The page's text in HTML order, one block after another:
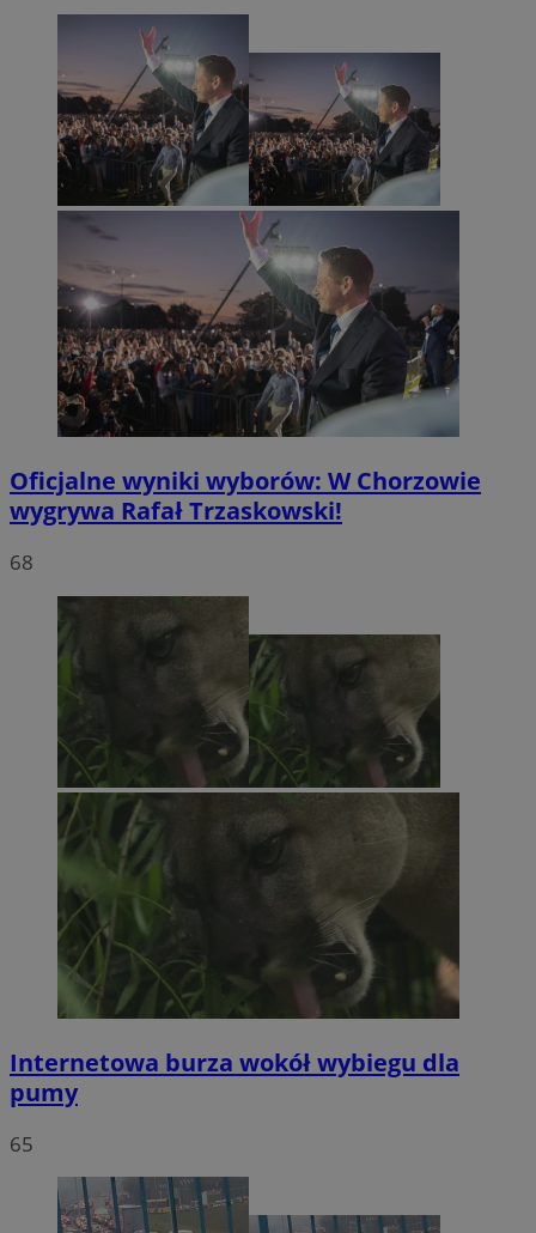
Oficjalne wyniki wyborów: W Chorzowie
wygrywa Rafał Trzaskowski!
68
Internetowa burza wokół wybiegu dla
pumy
65